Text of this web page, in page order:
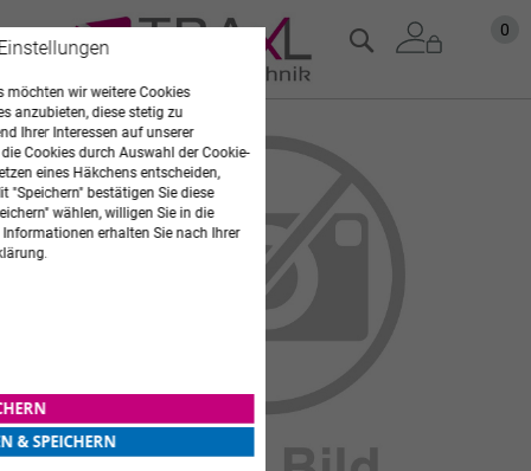
Zum
Inhalt
0
Suche
Zum
Ende
der
Bildgalerie
springen
möchten wir weitere Cookies
anzubieten, diese stetig zu
Ihrer Interessen auf unserer
Cookies durch Auswahl der Cookie-
eines Häkchens entscheiden,
"Speichern" bestätigen Sie diese
wählen, willigen Sie in die
erhalten Sie nach Ihrer
& SPEICHERN